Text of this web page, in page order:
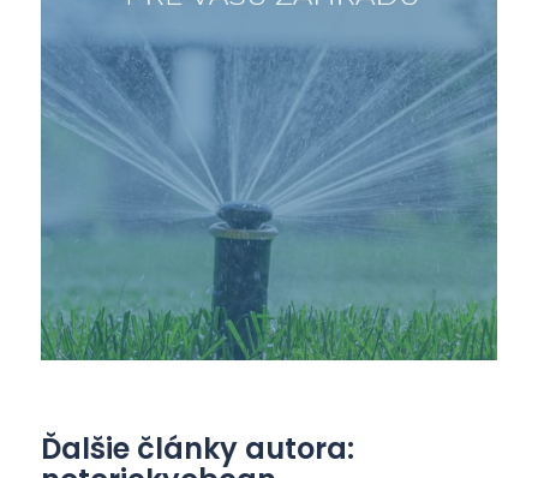
Ďalšie články autora: